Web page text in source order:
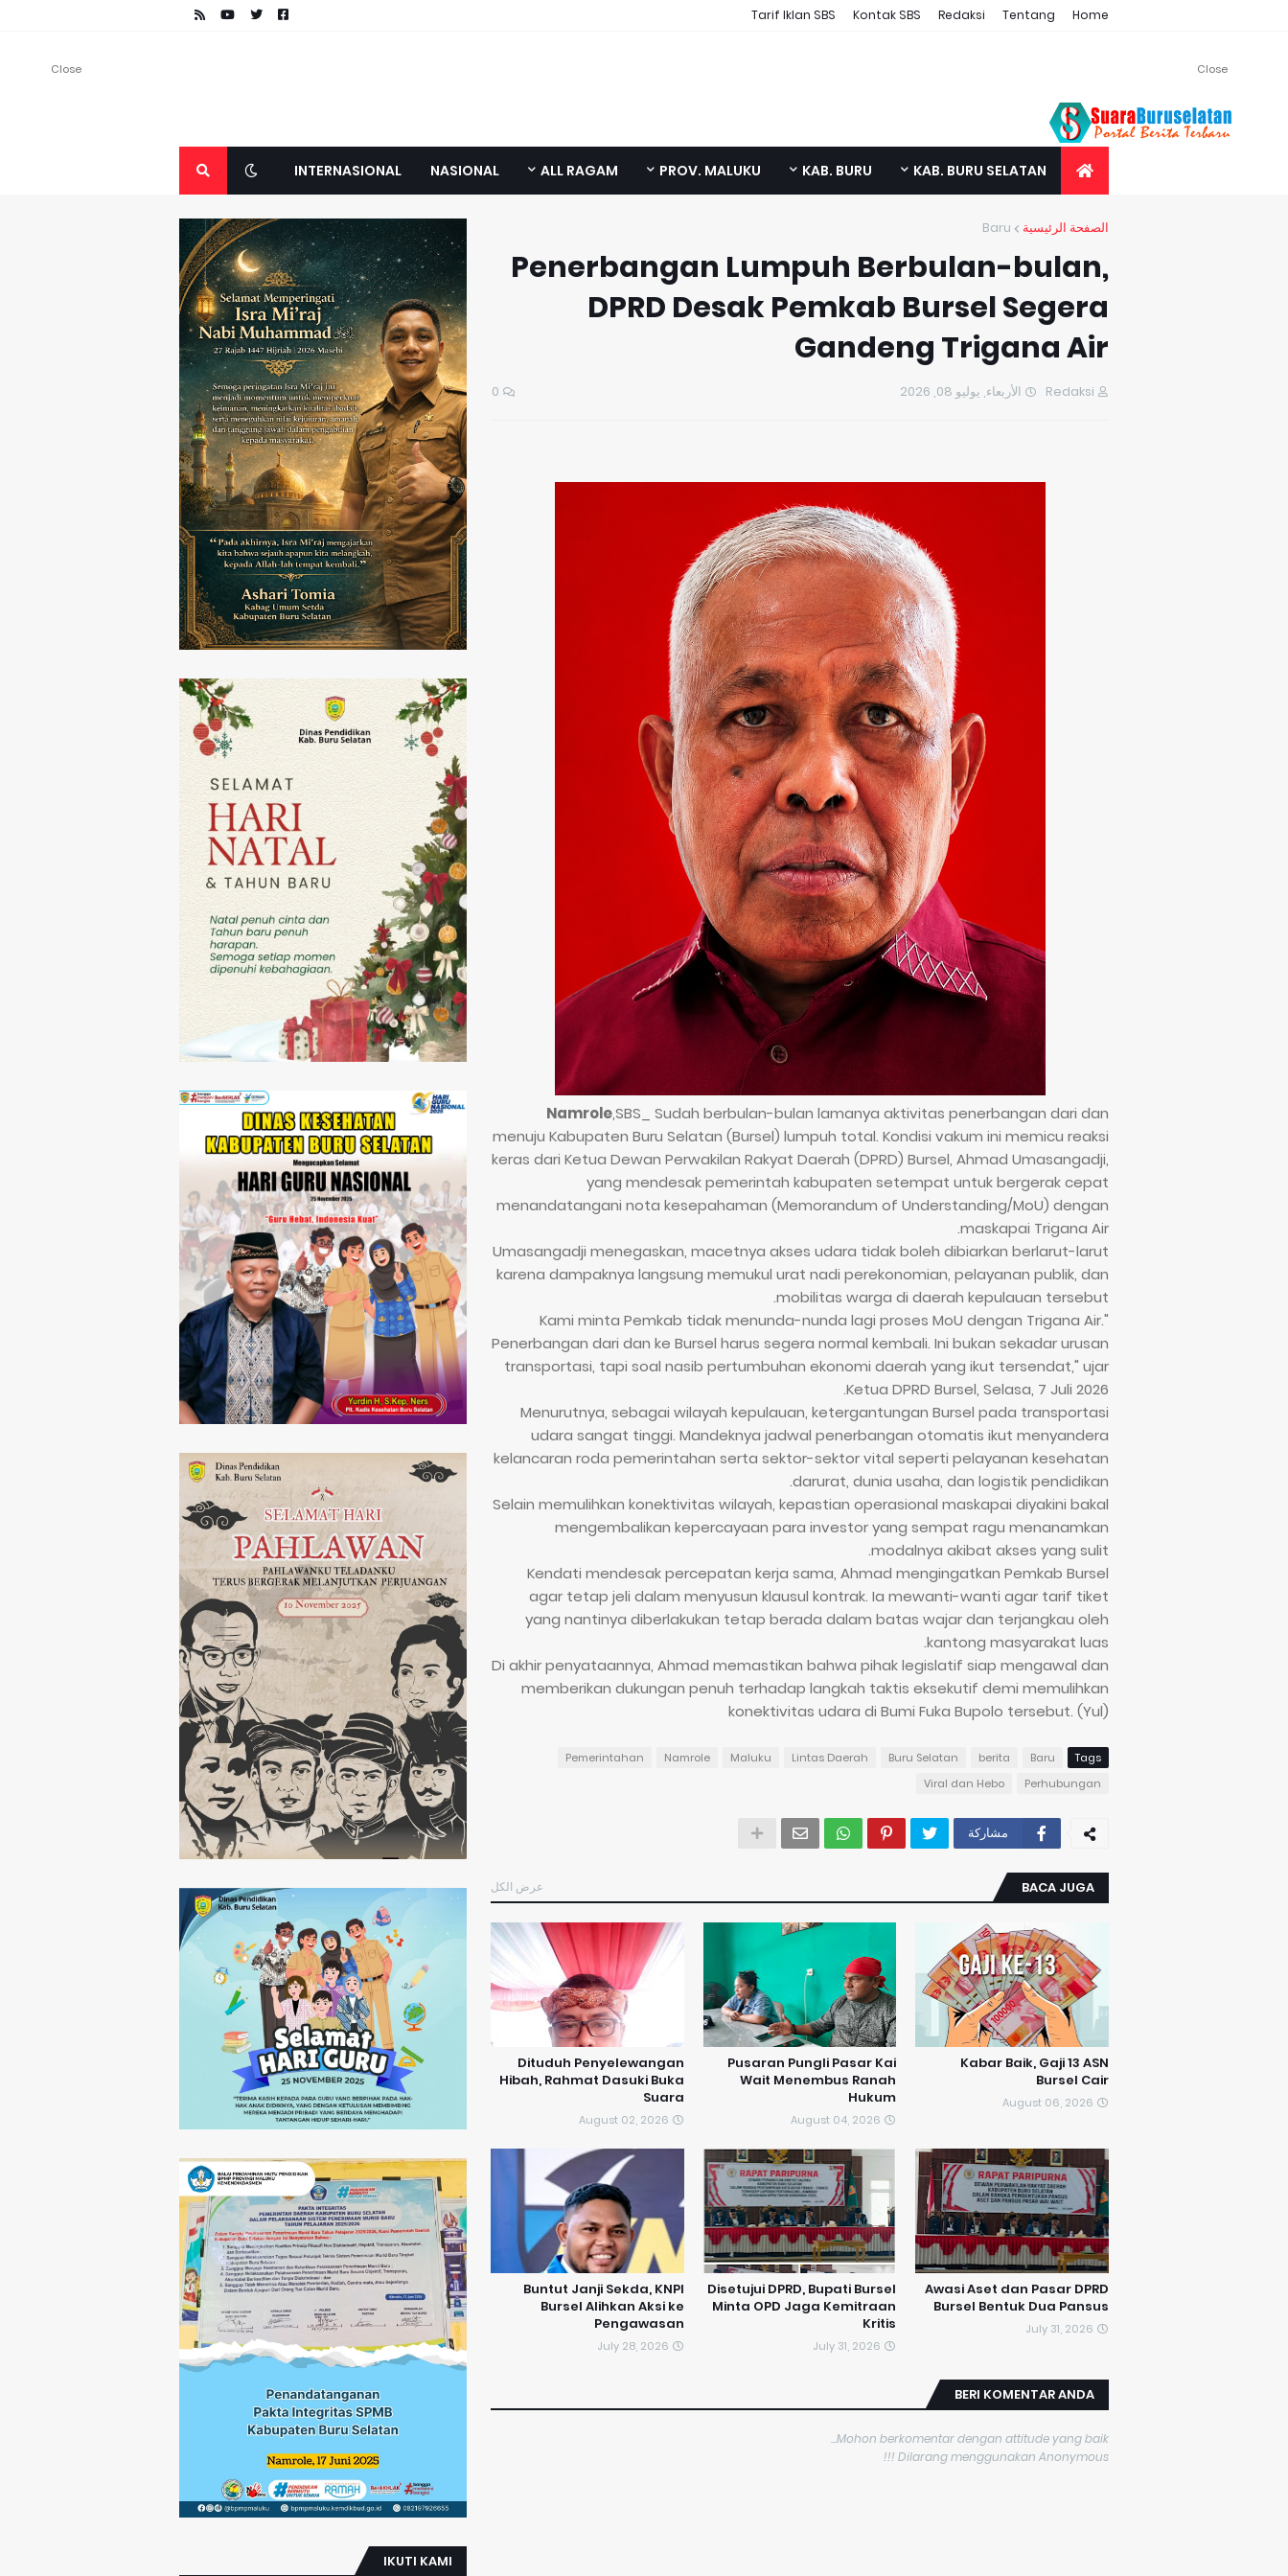
Close Close
Home
Tentang
Redaksi
Kontak SBS
Tarif Iklan SBS
KAB. BURU SELATAN
KAB. BURU
PROV. MALUKU
ALL RAGAM
NASIONAL
INTERNASIONAL
الصفحة الرئيسية Baru
Penerbangan Lumpuh Berbulan-bulan,
DPRD Desak Pemkab Bursel Segera
Gandeng Trigana Air
Redaksi الأربعاء, يوليو 08, 2026 0
Namrole,SBS_ Sudah berbulan-bulan lamanya aktivitas penerbangan dari dan
menuju Kabupaten Buru Selatan (Bursel) lumpuh total. Kondisi vakum ini memicu reaksi
keras dari Ketua Dewan Perwakilan Rakyat Daerah (DPRD) Bursel, Ahmad Umasangadji,
yang mendesak pemerintah kabupaten setempat untuk bergerak cepat
menandatangani nota kesepahaman (Memorandum of Understanding/MoU) dengan
maskapai Trigana Air.
​Umasangadji menegaskan, macetnya akses udara tidak boleh dibiarkan berlarut-larut
karena dampaknya langsung memukul urat nadi perekonomian, pelayanan publik, dan
mobilitas warga di daerah kepulauan tersebut.
​"Kami minta Pemkab tidak menunda-nunda lagi proses MoU dengan Trigana Air.
Penerbangan dari dan ke Bursel harus segera normal kembali. Ini bukan sekadar urusan
transportasi, tapi soal nasib pertumbuhan ekonomi daerah yang ikut tersendat," ujar
Ketua DPRD Bursel, Selasa, 7 Juli 2026.
​Menurutnya, sebagai wilayah kepulauan, ketergantungan Bursel pada transportasi
udara sangat tinggi. Mandeknya jadwal penerbangan otomatis ikut menyandera
kelancaran roda pemerintahan serta sektor-sektor vital seperti pelayanan kesehatan
darurat, dunia usaha, dan logistik pendidikan.
​Selain memulihkan konektivitas wilayah, kepastian operasional maskapai diyakini bakal
mengembalikan kepercayaan para investor yang sempat ragu menanamkan
modalnya akibat akses yang sulit.
​Kendati mendesak percepatan kerja sama, Ahmad mengingatkan Pemkab Bursel
agar tetap jeli dalam menyusun klausul kontrak. Ia mewanti-wanti agar tarif tiket
yang nantinya diberlakukan tetap berada dalam batas wajar dan terjangkau oleh
kantong masyarakat luas.
​Di akhir penyataannya, Ahmad memastikan bahwa pihak legislatif siap mengawal dan
memberikan dukungan penuh terhadap langkah taktis eksekutif demi memulihkan
konektivitas udara di Bumi Fuka Bupolo tersebut. (Yul)
Tags
Baru
berita
Buru Selatan
Lintas Daerah
Maluku
Namrole
Pemerintahan
Perhubungan
Viral dan Hebo
مشاركة
BACA JUGA عرض الكل
Kabar Baik, Gaji 13 ASN
Bursel Cair
August 06, 2026
Pusaran Pungli Pasar Kai
Wait Menembus Ranah
Hukum
August 04, 2026
Dituduh Penyelewangan
Hibah, Rahmat Dasuki Buka
Suara
August 02, 2026
Awasi Aset dan Pasar DPRD
Bursel Bentuk Dua Pansus
July 31, 2026
Disetujui DPRD, Bupati Bursel
Minta OPD Jaga Kemitraan
Kritis
July 31, 2026
​Buntut Janji Sekda, KNPI
Bursel Alihkan Aksi ke
Pengawasan
July 28, 2026
BERI KOMENTAR ANDA
Mohon berkomentar dengan attitude yang baik...
Dilarang menggunakan Anonymous !!!
IKUTI KAMI